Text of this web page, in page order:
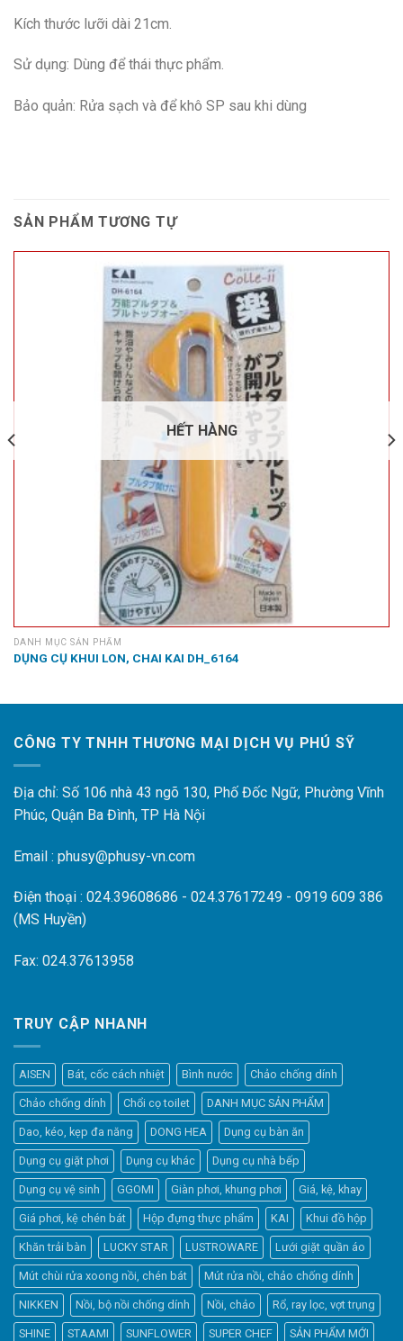
Kích thước lưỡi dài 21cm.
Sử dụng: Dùng để thái thực phẩm.
Bảo quản: Rửa sạch và để khô SP sau khi dùng
SẢN PHẨM TƯƠNG TỰ
HẾT HÀNG
DANH MỤC SẢN PHẨM
DỤNG CỤ KHUI LON, CHAI KAI DH_6164
CÔNG TY TNHH THƯƠNG MẠI DỊCH VỤ PHÚ SỸ
Địa chỉ: Số 106 nhà 43 ngõ 130, Phố Đốc Ngữ, Phường Vĩnh
Phúc, Quận Ba Đình, TP Hà Nội
Email : phusy@phusy-vn.com
Điện thoại : 024.39608686 - 024.37617249 - 0919 609 386
(MS Huyền)
Fax: 024.37613958
TRUY CẬP NHANH
AISEN Bát, cốc cách nhiệt Bình nước Chảo chống dính
Chảo chống dính Chổi cọ toilet DANH MỤC SẢN PHẨM
Dao, kéo, kẹp đa năng DONG HEA Dụng cụ bàn ăn
Dụng cụ giặt phơi Dụng cụ khác Dụng cụ nhà bếp
Dụng cụ vệ sinh GGOMI Giàn phơi, khung phơi Giá, kệ, khay
Giá phơi, kệ chén bát Hộp đựng thực phẩm KAI Khui đồ hộp
Khăn trải bàn LUCKY STAR LUSTROWARE Lưới giặt quần áo
Mút chùi rửa xoong nồi, chén bát Mút rửa nồi, chảo chống dính
NIKKEN Nồi, bộ nồi chống dính Nồi, chảo Rổ, ray lọc, vợt trụng
SHINE STAAMI SUNFLOWER SUPER CHEF SẢN PHẨM MỚI
Elfsight
Typically replies within a day